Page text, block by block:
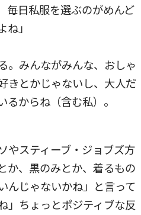
毎日私服を選ぶのがめんど
」
。みんながみんな、おしゃ
きとかじゃないし、大人だ
るからね（含む私）。
やスティーブ・ジョブズ方
か、黒のみとか、着るもの
んじゃないかね」と言って
」ちょっとポジティブな反